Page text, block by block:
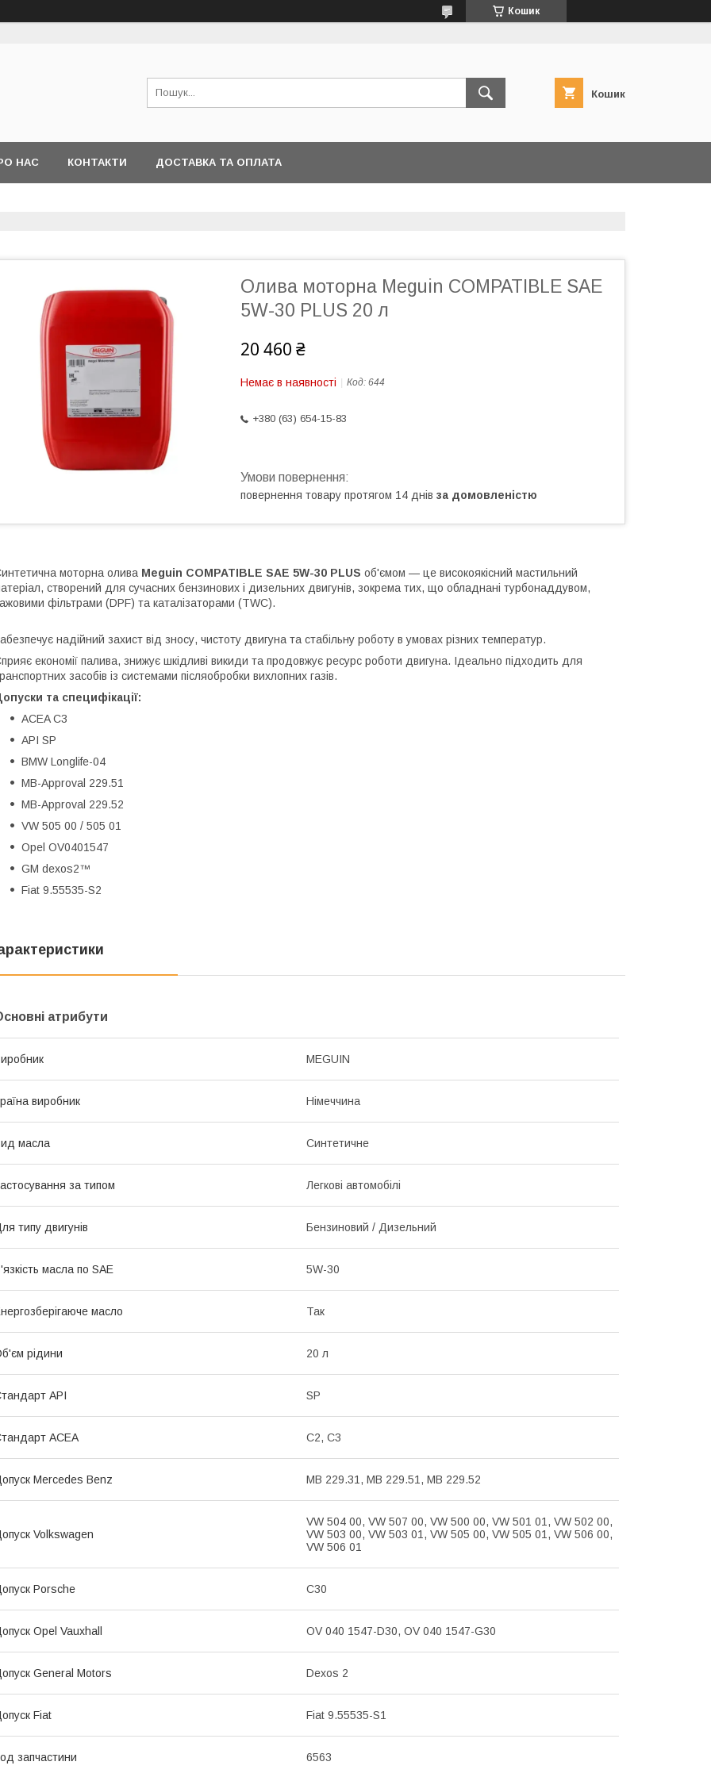
Кошик
Кошик
НАС КОНТАКТИ ДОСТАВКА ТА ОПЛАТА
Олива моторна Meguin COMPATIBLE SAE
5W-30 PLUS 20 л
20 460 ₴
Немає в наявності Код: 644
+380 (63) 654-15-83
повернення товару протягом 14 днів за домовленістю
моторна олива Meguin COMPATIBLE SAE 5W-30 PLUS об'ємом — це високоякісний мастильний
створений для сучасних бензинових і дизельних двигунів, зокрема тих, що обладнані турбонаддувом,
фільтрами (DPF) та каталізаторами (TWC).
надійний захист від зносу, чистоту двигуна та стабільну роботу в умовах різних температур.
економії палива, знижує шкідливі викиди та продовжує ресурс роботи двигуна. Ідеально підходить для
засобів із системами післяобробки вихлопних газів.
та специфікації:
ACEA C3
API SP
BMW Longlife-04
MB-Approval 229.51
MB-Approval 229.52
VW 505 00 / 505 01
Opel OV0401547
GM dexos2™
Fiat 9.55535-S2
атрибути
MEGUIN
виробник Німеччина
масла Синтетичне
за типом Легкові автомобілі
типу двигунів Бензиновий / Дизельний
масла по SAE 5W-30
масло Так
рідини 20 л
API SP
ACEA C2, C3
Mercedes Benz MB 229.31, MB 229.51, MB 229.52
Volkswagen
VW 504 00, VW 507 00, VW 500 00, VW 501 01, VW 502 00,
VW 503 00, VW 503 01, VW 505 00, VW 505 01, VW 506 00,
VW 506 01
Porsche C30
Opel Vauxhall OV 040 1547-D30, OV 040 1547-G30
General Motors Dexos 2
Fiat Fiat 9.55535-S1
запчастини 6563